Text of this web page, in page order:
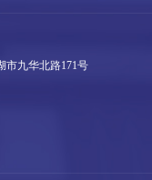
市九华北路171号